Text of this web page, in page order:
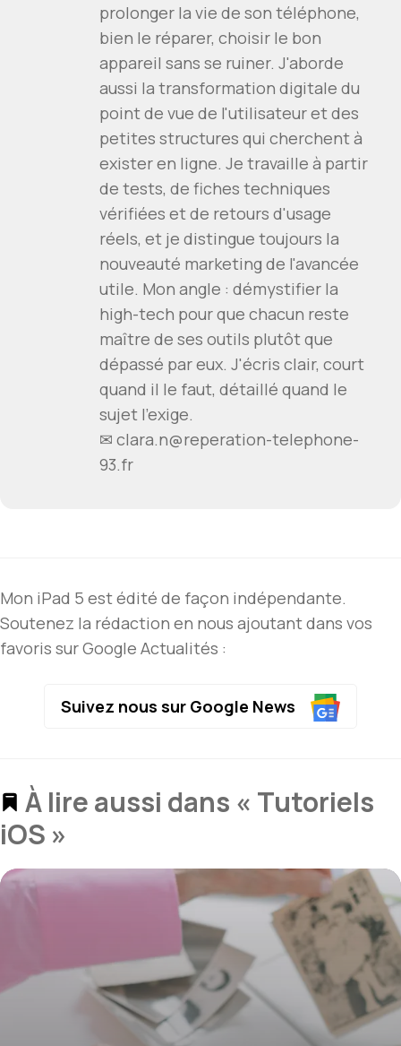
prolonger la vie de son téléphone,
bien le réparer, choisir le bon
appareil sans se ruiner. J'aborde
aussi la transformation digitale du
point de vue de l'utilisateur et des
petites structures qui cherchent à
exister en ligne. Je travaille à partir
de tests, de fiches techniques
vérifiées et de retours d'usage
réels, et je distingue toujours la
nouveauté marketing de l'avancée
utile. Mon angle : démystifier la
high-tech pour que chacun reste
maître de ses outils plutôt que
dépassé par eux. J'écris clair, court
quand il le faut, détaillé quand le
sujet l'exige.
✉ clara.n@reperation-telephone-
93.fr
Mon iPad 5 est édité de façon indépendante.
Soutenez la rédaction en nous ajoutant dans vos
favoris sur Google Actualités :
Suivez nous sur Google News
À lire aussi dans « Tutoriels
iOS »